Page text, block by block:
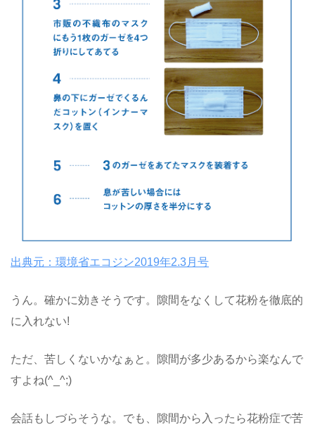
出典元：環境省エコジン2019年2.3月号
うん。確かに効きそうです。隙間をなくして花粉を徹底的
に入れない!
ただ、苦しくないかなぁと。隙間が多少あるから楽なんで
すよね(^_^;)
会話もしづらそうな。でも、隙間から入ったら花粉症で苦